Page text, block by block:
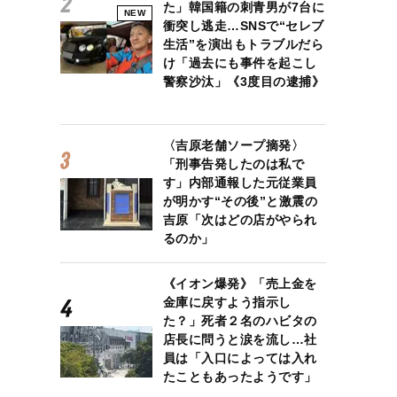
NEW
た」韓国籍の刺青男が7台に
衝突し逃走…SNSで“セレブ
生活”を演出もトラブルだら
け「過去にも事件を起こし
警察沙汰」《3度目の逮捕》
〈吉原老舗ソープ摘発〉
「刑事告発したのは私で
す」内部通報した元従業員
が明かす“その後”と激震の
吉原「次はどの店がやられ
るのか」
《イオン爆発》「売上金を
金庫に戻すよう指示し
た？」死者２名のハビタの
店長に問うと涙を流し…社
員は「入口によっては入れ
たこともあったようです」